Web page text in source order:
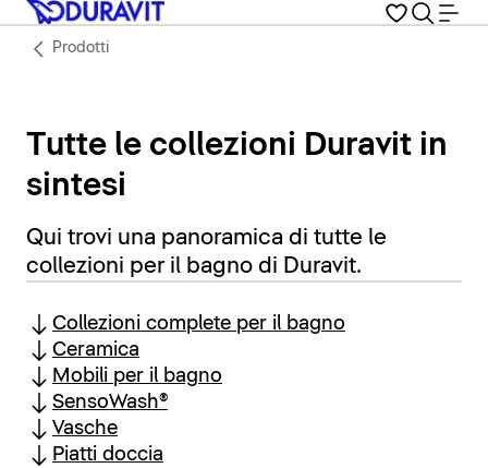
Prodotti
Tutte le collezioni Duravit in
sintesi
Qui trovi una panoramica di tutte le
collezioni per il bagno di Duravit.
Collezioni complete per il bagno
Ceramica
Mobili per il bagno
SensoWash®
Vasche
Piatti doccia